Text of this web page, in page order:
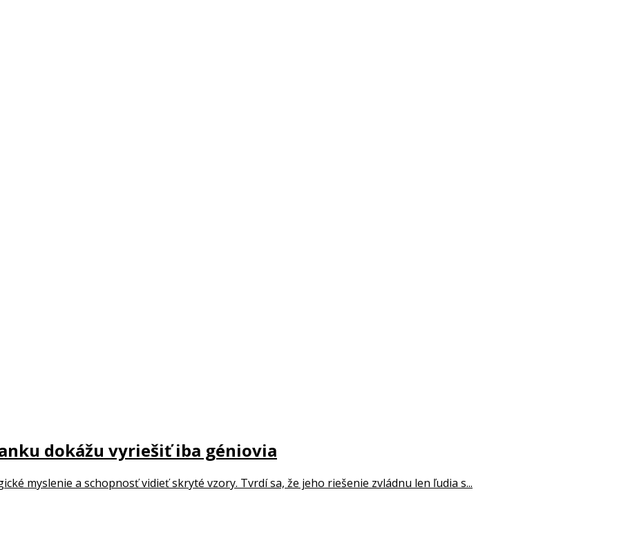
dokážu vyriešiť iba géniovia
myslenie a schopnosť vidieť skryté vzory. Tvrdí sa, že jeho riešenie zvládnu len ľudia s...